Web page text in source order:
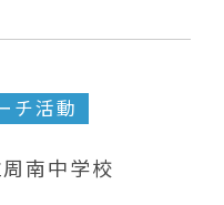
チ活動
南中学校